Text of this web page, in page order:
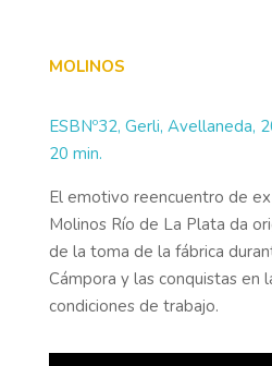
MOLINOS
ESBNº32, Gerli, Avellaneda,
20 min.
El emotivo reencuentro de
Molinos Río de La Plata da
de la toma de la fábrica
Cámpora y las conquistas en
condiciones de trabajo.